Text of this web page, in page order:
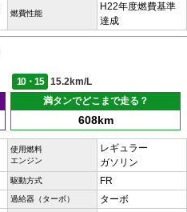
燃費性能
H22年度燃費基準
達成
10・15
15.2km/L
満タンでどこまで走る？
608km
使用燃料
エンジン
レギュラー
ガソリン
駆動方式 FR
過給器（ターボ） ターボ